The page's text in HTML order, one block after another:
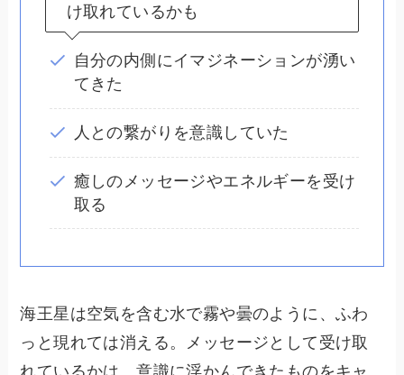
け取れているかも
自分の内側にイマジネーションが湧い
てきた
人との繋がりを意識していた
癒しのメッセージやエネルギーを受け
取る
海王星は空気を含む水で霧や曇のように、ふわ
っと現れては消える。メッセージとして受け取
れているかは、意識に浮かんできたものをキャ